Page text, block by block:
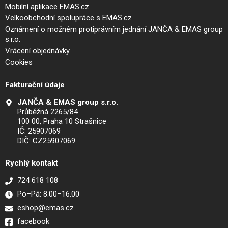
Mobilní aplikace EMAS.cz
Velkoobchodní spolupráce s EMAS.cz
Oznámení o možném protiprávním jednání JANČA & EMAS group
s.r.o.
Vrácení objednávky
Cookies
Fakturační údaje
JANČA & EMAS group s.r.o.
Průběžná 2265/84
100 00, Praha 10 Strašnice
IČ: 25907069
DIČ: CZ25907069
Rychlý kontakt
724 618 108
Po–Pá: 8.00–16.00
eshop@emas.cz
facebook